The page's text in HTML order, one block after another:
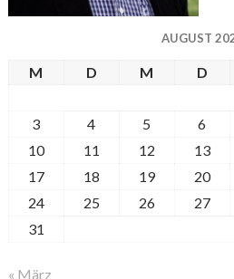
AUGUST
M D M D
3
4 5 6
10
11 12 13
17
18 19 20
24
25 26 27
31
« März